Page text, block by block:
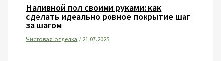
Наливной пол своими руками: как
сделать идеально ровное покрытие шаг
за шагом
Чистовая отделка /21.07.2025